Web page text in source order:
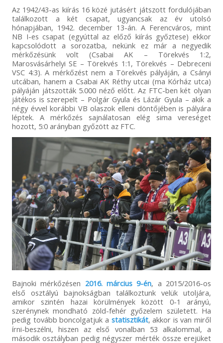
Az 1942/43-as kiírás 16 közé jutásért játszott fordulójában
találkozott a két csapat, ugyancsak az év utolsó
hónapjában, 1942. december 13-án. A Ferencváros, mint
NB I-es csapat (egyúttal az előző kiírás győztese) ekkor
kapcsolódott a sorozatba, nekünk ez már a negyedik
mérkőzésünk volt (Csabai AK – Törekvés 1:2,
Marosvásárhelyi SE – Törekvés 1:1, Törekvés – Debreceni
VSC 4:3). A mérkőzést nem a Törekvés pályáján, a Csányi
utcában, hanem a Csabai AK Réthy utcai (ma Kórház utca)
pályáján játszották 5.000 néző előtt. Az FTC-ben két olyan
játékos is szerepelt – Polgár Gyula és Lázár Gyula – akik a
négy évvel korábbi VB olaszok elleni döntőjében is pályára
léptek. A mérkőzés sajnálatosan elég sima vereséget
hozott, 5:0 arányban győzött az FTC.
Bajnoki mérkőzésen 2016. március 9-én, a 2015/2016-os
első osztályú bajnokságban találkoztunk velük utoljára,
amikor szintén hazai körülmények között 0-1 arányú,
szerénynek mondható zöld-fehér győzelem született. Ha
pedig tovább boncolgatjuk a statisztikát, akkor is van miről
írni-beszélni, hiszen az első vonalban 53 alkalommal, a
második osztályban pedig négyszer mérték össze erejüket